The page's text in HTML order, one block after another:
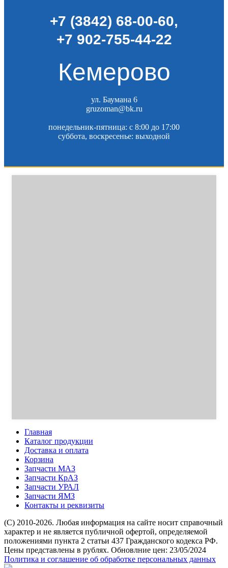
+7 (3842) 68-00-60,
+7 902-755-44-22
Кемерово
ул. Баумана 6
gruzoman@bk.ru
понедельник-пятница: c 8:00 до 17:00
суббота, воскресенье: выходной
Главная
Каталог продукции
Доставка и оплата
Корзина
Запчасти МАЗ
Запчасти КрАЗ
Запчасти УРАЛ
Запчасти ЯМЗ
Контакты и реквизиты
(C) 2010-2026. Любая информация на сайте носит справочный
характер и не является публичной офертой, определяемой
положениями пункта 2 статьи 437 Гражданского кодекса РФ.
Цены представлены в рублях. Обновлние цен: 23/05/2024
Политика и соглашение об обработке персональных данных